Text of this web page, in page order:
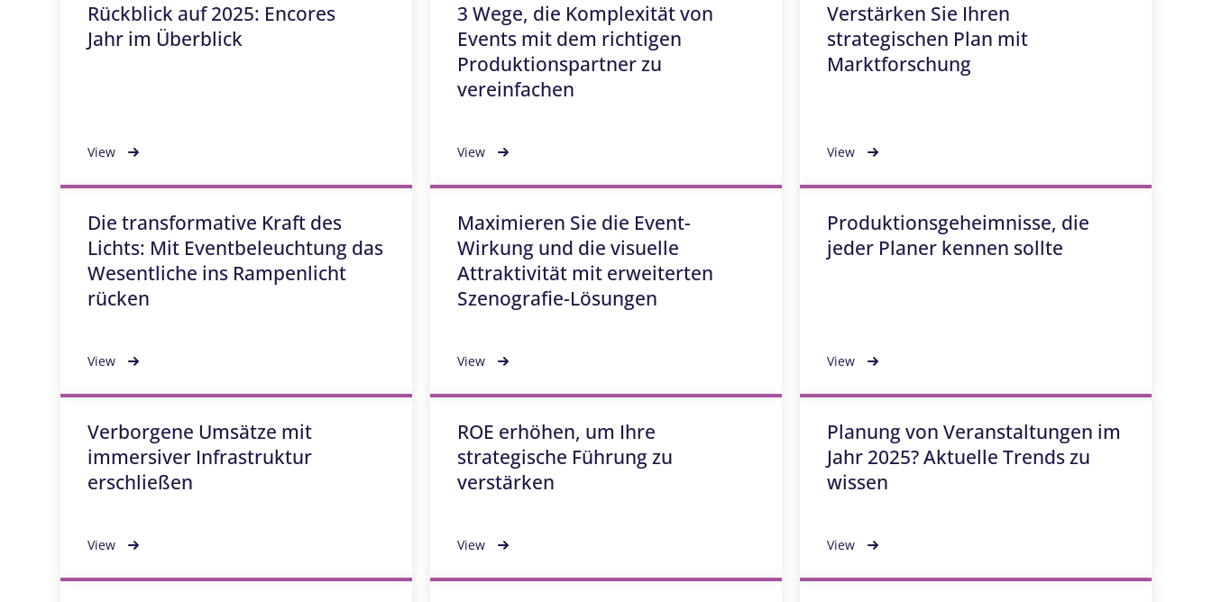
Rückblick auf 2025: Encores
Jahr im Überblick
View
3 Wege, die Komplexität von
Events mit dem richtigen
Produktionspartner zu
vereinfachen
View
Verstärken Sie Ihren
strategischen Plan mit
Marktforschung
View
Die transformative Kraft des
Lichts: Mit Eventbeleuchtung das
Wesentliche ins Rampenlicht
rücken
View
Maximieren Sie die Event-
Wirkung und die visuelle
Attraktivität mit erweiterten
Szenografie-Lösungen
View
Produktionsgeheimnisse, die
jeder Planer kennen sollte
View
Verborgene Umsätze mit
immersiver Infrastruktur
erschließen
View
ROE erhöhen, um Ihre
strategische Führung zu
verstärken
View
Planung von Veranstaltungen im
Jahr 2025? Aktuelle Trends zu
wissen
View